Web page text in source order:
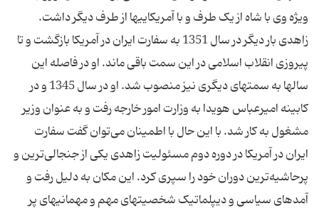
ویژه وی با شاه از یک طرف و با آمریکاییها از طرف دیگر داشت.
زاهدی بار دیگر در سال 1351 به سفارت ایران در آمریکا بازگشت و تا
پیروزی انقلاب اسلامی در این سمت باقی ماند. او در فاصله این
سالها به سمتهای دیگری نیز منصوب شد. او در سال 1345 و در
کابینه امیرعباس هویدا به وزارت امور خارجه رفت و به عنوان وزیر
مشغول به کار شد. ‌با این حال با اطمینان می‌توان گفت سفارت
ایران در آمریکا در دوره دوم مسئولیت زاهدی یکی از جنجالی‌ترین و
پرحاشیه‌ترین دوران خود را سپری کرد. این مکان به دلیل رفت و
آمدهای سیاسی و دیپلماتیک شخصیتهای مهم و مهمانیهای پر